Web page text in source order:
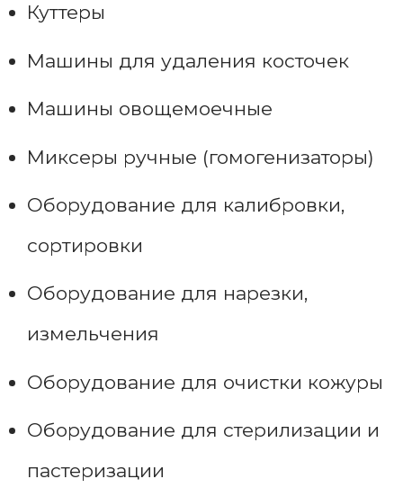
Куттеры
Машины для удаления косточек
Машины овощемоечные
Миксеры ручные (гомогенизаторы)
Оборудование для калибровки,
сортировки
Оборудование для нарезки,
измельчения
Оборудование для очистки кожуры
Оборудование для стерилизации и
пастеризации